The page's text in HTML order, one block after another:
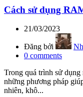
Cách sử dụng
21/03/2023
Đăng bởi
0 comments
Trong quá trình sử
những phương pháp
nhiên, khô...